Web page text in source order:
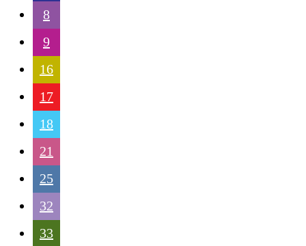
8
9
16
17
18
21
25
32
33